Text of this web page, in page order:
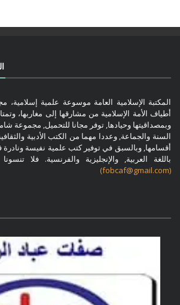
المكتبة الإسلامية العامة موسوعة علمية إسلامية،
أطياف الأمة الإسلامية من مشارقها إلى مغاربها،
وبمصداقيتها وحيادها, توفر مجانا للتحميل, مجموعة
السنة والجماعة, وعددا مهما من الكتب الأدبية
أقسامها, وبالسبق في توفير كتب علمية نفيسة
باللغة العربية, والإنجليزية والفرنسية. فلا
(fobcaf@gmail.com)